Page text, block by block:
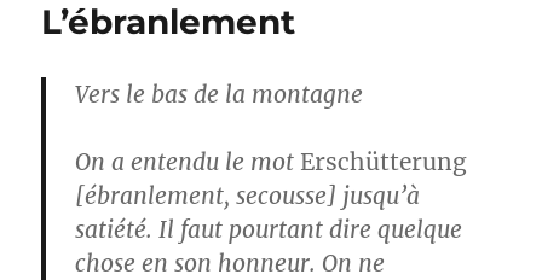
L’ébranlement
Vers le bas de la montagne
On a entendu le mot Erschütterung
[ébranlement, secousse] jusqu’à
satiété. Il faut pourtant dire quelque
chose en son honneur. On ne